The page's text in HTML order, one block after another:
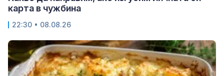
карта в чужбина
22:30 • 08.08.26